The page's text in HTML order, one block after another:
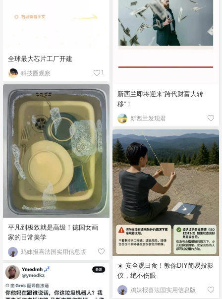
全球最大芯片工厂开建
科技圈观察 1
新西兰即将迎来“跨代财富大转
移”！
新西兰发现君
平凡到极致就是高级！德国女画
家的日常美学
鸡妹报喜法国实用信息版
☀️ 安全观日食！教你DIY简易投影
仪，绝不伤眼
鸡妹报喜法国实用信息版